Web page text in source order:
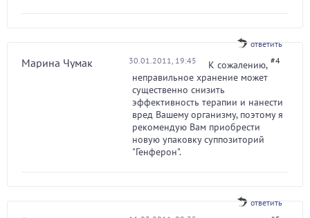
ответить
Марина Чумак 30.01.2011, 19:45 #4
К сожалению,
неправильное хранение может
существенно снизить
эффективность терапии и нанести
вред Вашему организму, поэтому я
рекомендую Вам приобрести
новую упаковку суппозиторий
"Генферон".
ответить